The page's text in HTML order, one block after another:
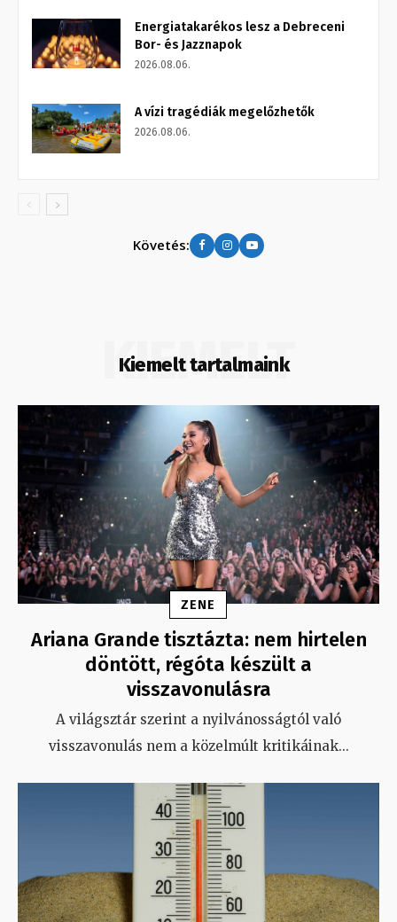
Energiatakarékos lesz a Debreceni
Bor- és Jazznapok
2026.08.06.
A vízi tragédiák megelőzhetők
2026.08.06.
Követés:
Kiemelt tartalmaink
KIEMELT
ZENE
Ariana Grande tisztázta: nem hirtelen
döntött, régóta készült a
visszavonulásra
A világsztár szerint a nyilvánosságtól való
visszavonulás nem a közelmúlt kritikáinak...